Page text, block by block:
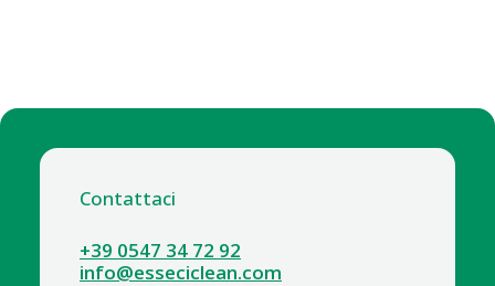
Contattaci
+39 0547 34 72 92
info@esseciclean.com